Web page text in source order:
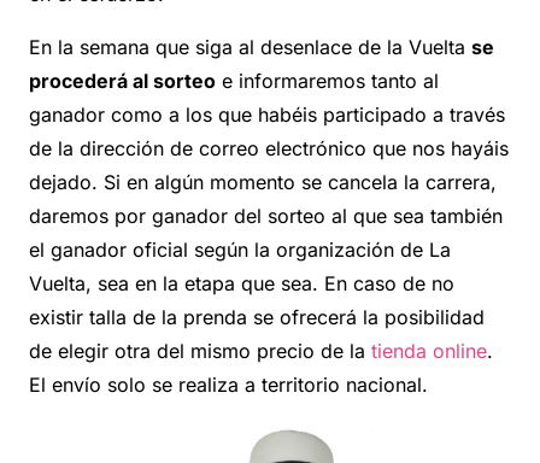
En la semana que siga al desenlace de la Vuelta se
procederá al sorteo e informaremos tanto al
ganador como a los que habéis participado a través
de la dirección de correo electrónico que nos hayáis
dejado. Si en algún momento se cancela la carrera,
daremos por ganador del sorteo al que sea también
el ganador oficial según la organización de La
Vuelta, sea en la etapa que sea. En caso de no
existir talla de la prenda se ofrecerá la posibilidad
de elegir otra del mismo precio de la tienda online.
El envío solo se realiza a territorio nacional.